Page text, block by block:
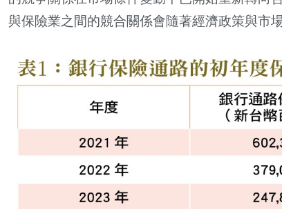
與保險業之間的競合關係會隨著經濟政策與市